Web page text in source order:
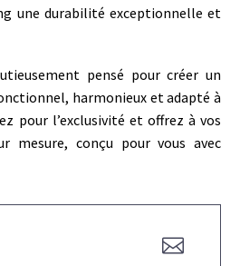
une durabilité exceptionnelle et
pensé pour créer un
harmonieux et adapté à
pour l’exclusivité et offrez à vos
mesure, conçu pour vous avec